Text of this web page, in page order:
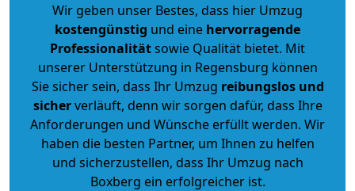
Wir geben unser Bestes, dass hier Umzug
kostengünstig und eine hervorragende
Professionalitätsowie Qualität bietet. Mit
unserer Unterstützung in Regensburg können
Sie sicher sein, dass Ihr Umzug reibungslos und
sicherverläuft, denn wir sorgen dafür, dass Ihre
Anforderungen und Wünsche erfüllt werden. Wir
haben die besten Partner, um Ihnen zu helfen
und sicherzustellen, dass Ihr Umzug nach
Boxberg ein erfolgreicher ist.